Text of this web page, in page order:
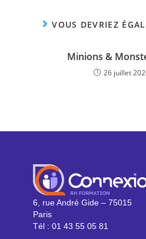
VOUS DEVRIEZ
Minions &
26 juillet
6, rue André Gide – 75015
Paris
Tél : 01 43 55 05 81